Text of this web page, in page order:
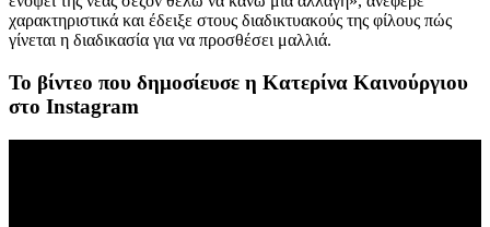
χαρακτηριστικά και έδειξε στους διαδικτυακούς της φίλους πώς
γίνεται η διαδικασία για να προσθέσει μαλλιά.
Το βίντεο που δημοσίευσε η Κατερίνα Καινούργιου
στο Instagram